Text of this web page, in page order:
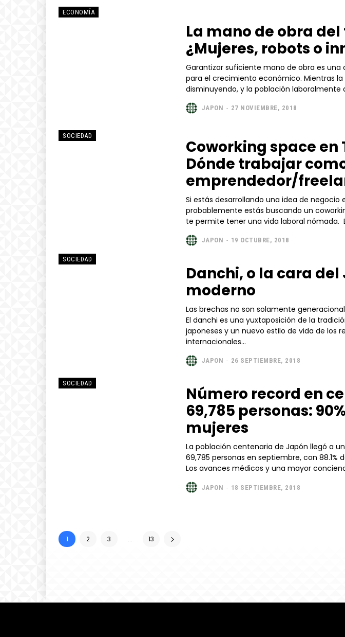
ECONOMÍA
La mano de obra
¿Mujeres, robots o
Garantizar suficiente mano de obra es una
para el crecimiento económico. Mientras
disminuyendo, y la población laboralmente
JAPON - 27 NOVIEMBRE, 2018
SOCIEDAD
Coworking space en
Dónde trabajar
emprendedor/
Si estás desarrollando una idea de negocio
probablemente estás buscando un
JAPON - 19 OCTUBRE, 2018
SOCIEDAD
Danchi, o la cara del
moderno
Las brechas no son solamente
El danchi es una yuxtaposición de la
japoneses y un nuevo estilo de vida de los
internacionales...
JAPON - 26 SEPTIEMBRE, 2018
SOCIEDAD
Número record en
69,785 personas:
mujeres
La población centenaria de Japón llegó a
69,785 personas en septiembre, con 88.1%
Los avances médicos y una mayor
JAPON - 18 SEPTIEMBRE, 2018
1 2 3 ... 13